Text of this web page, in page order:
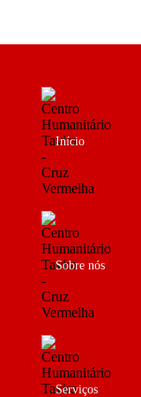
Início
Sobre nós
Serviços